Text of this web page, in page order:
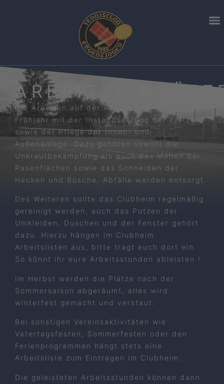
Die Arbeiten auf der Anlage beginnen im
Frühjahr mit der Instandsetzung der Plätze
sowie der Pflege der Innen- und
Außenanlage. Dazu gehören sowohl die
Unkrautbekämpfung als auch das Mähen der
Rasenflächen sowie das Schneiden der
Hecken und Büsche. Abfälle werden entsorgt.
Des Weiteren sollte das Clubheim regelmäßig
gereinigt werden, auch das Putzen der
Umkleiden, Duschen und der Fenster gehört
dazu. Hierzu hängen im Clubheim
Arbeitslisten aus, bitte tragt euch dort ein.
So könnt ihr eure Arbeitsstunden ableisten !
Im Herbst werden die Plätze nach der
Sommersaison abgeräumt, alles wird
winterfest gemacht und verstaut.
Bei sonstigen Vereinsaktivitäten wie
Vatertagsfesten, Sommerfesten oder den
Ferienprogrammen hängt stets eine
Arbeitsliste zum Eintragen im Clubheim.
Die geleisteten Arbeitsstunden können dann